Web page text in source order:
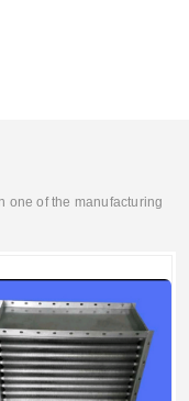
one of the manufacturing